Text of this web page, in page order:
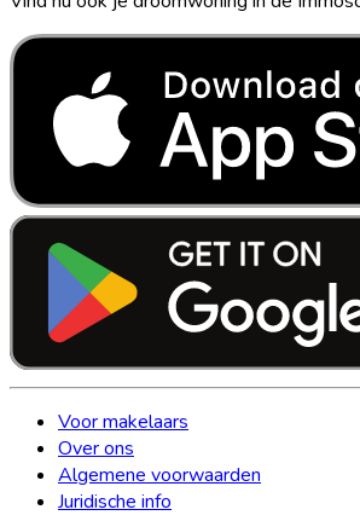
Voor makelaars
Over ons
Algemene voorwaarden
Juridische info